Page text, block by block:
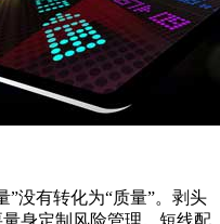
”没有转化为“质量”。剥头
身定制风险管理。短线配